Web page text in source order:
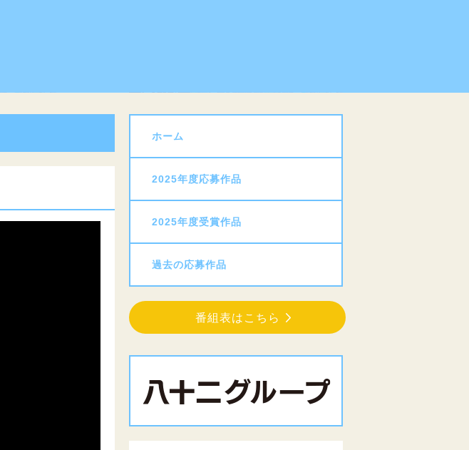
ホーム
2025年度応募作品
2025年度受賞作品
過去の応募作品
番組表はこちら